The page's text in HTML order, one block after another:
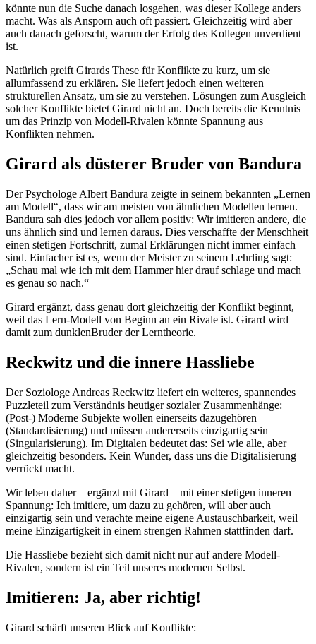
könnte nun die Suche danach losgehen, was dieser Kollege anders
macht. Was als Ansporn auch oft passiert. Gleichzeitig wird aber
auch danach geforscht, warum der Erfolg des Kollegen unverdient
ist.
Natürlich greift Girards These für Konflikte zu kurz, um sie
allumfassend zu erklären. Sie liefert jedoch einen weiteren
strukturellen Ansatz, um sie zu verstehen. Lösungen zum Ausgleich
solcher Konflikte bietet Girard nicht an. Doch bereits die Kenntnis
um das Prinzip von Modell-Rivalen könnte Spannung aus
Konflikten nehmen.
Girard als düsterer Bruder von Bandura
Der Psychologe Albert Bandura zeigte in seinem bekannten „Lernen
am Modell“, dass wir am meisten von ähnlichen Modellen lernen.
Bandura sah dies jedoch vor allem positiv: Wir imitieren andere, die
uns ähnlich sind und lernen daraus. Dies verschaffte der Menschheit
einen stetigen Fortschritt, zumal Erklärungen nicht immer einfach
sind. Einfacher ist es, wenn der Meister zu seinem Lehrling sagt:
„Schau mal wie ich mit dem Hammer hier drauf schlage und mach
es genau so nach.“
Girard ergänzt, dass genau dort gleichzeitig der Konflikt beginnt,
weil das Lern-Modell von Beginn an ein Rivale ist. Girard wird
damit zum dunklenBruder der Lerntheorie.
Reckwitz und die innere Hassliebe
Der Soziologe Andreas Reckwitz liefert ein weiteres, spannendes
Puzzleteil zum Verständnis heutiger sozialer Zusammenhänge:
(Post-) Moderne Subjekte wollen einerseits dazugehören
(Standardisierung) und müssen andererseits einzigartig sein
(Singularisierung). Im Digitalen bedeutet das: Sei wie alle, aber
gleichzeitig besonders. Kein Wunder, dass uns die Digitalisierung
verrückt macht.
Wir leben daher – ergänzt mit Girard – mit einer stetigen inneren
Spannung: Ich imitiere, um dazu zu gehören, will aber auch
einzigartig sein und verachte meine eigene Austauschbarkeit, weil
meine Einzigartigkeit in einem strengen Rahmen stattfinden darf.
Die Hassliebe bezieht sich damit nicht nur auf andere Modell-
Rivalen, sondern ist ein Teil unseres modernen Selbst.
Imitieren: Ja, aber richtig!
Girard schärft unseren Blick auf Konflikte: